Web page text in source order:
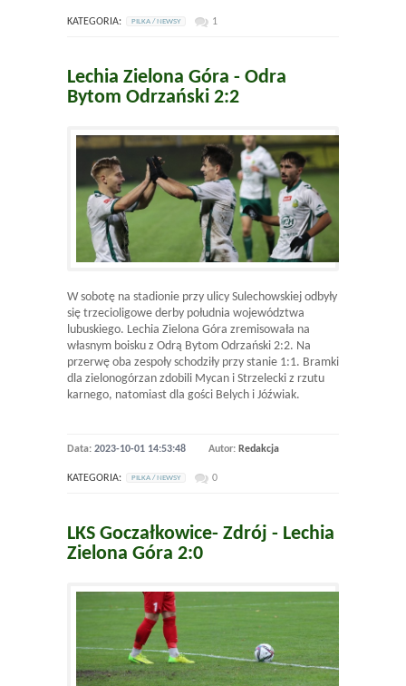
KATEGORIA: PILKA / NEWSY 1
Lechia Zielona Góra - Odra
Bytom Odrzański 2:2
W sobotę na stadionie przy ulicy Sulechowskiej odbyły
się trzecioligowe derby południa województwa
lubuskiego. Lechia Zielona Góra zremisowała na
własnym boisku z Odrą Bytom Odrzański 2:2. Na
przerwę oba zespoły schodziły przy stanie 1:1. Bramki
dla zielonogórzan zdobili Mycan i Strzelecki z rzutu
karnego, natomiast dla gości Belych i Jóźwiak.
Data: 2023-10-01 14:53:48 Autor: Redakcja
KATEGORIA: PILKA / NEWSY 0
LKS Goczałkowice- Zdrój - Lechia
Zielona Góra 2:0